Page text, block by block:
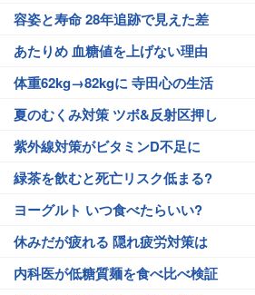
容姿と寿命 28年追跡で見えた差
あたりめ 血糖値を上げない理由
体重62kg→82kgに 寺田心の生活
夏のむくみ対策 ツボ&反射区押し
紫外線対策がビタミンD不足に
緑茶を飲むと死亡リスク低まる?
ヨーグルト いつ食べたらいい?
休みだが疲れる 隠れ疲労対策は
内科医が低糖質麺を食べ比べ検証